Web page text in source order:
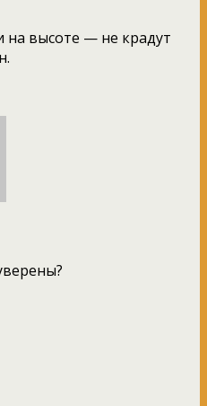
на высоте — не крадут